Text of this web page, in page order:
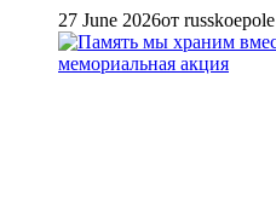
27 June 2026от russkoepole